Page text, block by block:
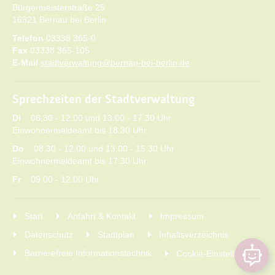
Bürgermeisterstraße 25
16321 Bernau bei Berlin
Telefon 03338 365-0
Fax 03338 365-105
E-Mail stadtverwaltung@bernau-bei-berlin.de
Sprechzeiten der Stadtverwaltung
Di 08.30 - 12.00 und 13.00 - 17.30 Uhr
Einwohnermeldeamt bis 18.30 Uhr
Do 08.30 - 12.00 und 13.00 - 15.30 Uhr
Einwohnermeldeamt bis 17.30 Uhr
Fr 09.00 - 12.00 Uhr
Start Anfahrt & Kontakt
Impressum
Datenschutz
Stadtplan
Inhaltsverzeichnis
Barrierefreie Informationstechnik
Cookie-Einstellungen